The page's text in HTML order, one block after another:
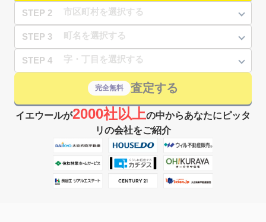
STEP 2
STEP 3
STEP 4
完全無料 査定する
イエウールが2000社以上の中からあなたにピッタ
リの会社をご紹介